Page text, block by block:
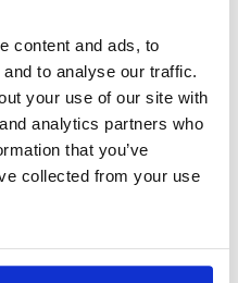
content and ads, to
to analyse our traffic.
your use of our site with
analytics partners who
that you’ve
collected from your use